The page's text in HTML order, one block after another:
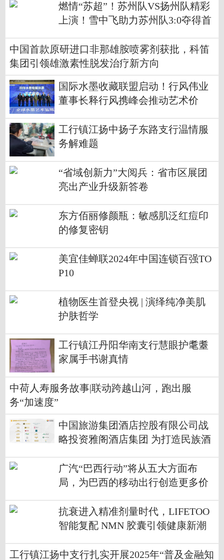
燃情“苏超”！苏州队VS扬州队精彩
上演！雪中飞助力苏州队3:0夺得首
中国首款原研进口非那雄胺喷雾剂获批，科笛
集团引领雄激素性脱发治疗新方向
国际水墨收藏联盟启动！行风伟业
董事长释行风携峰会推动艺术价
工行镇江扬中扬子东路支行温情服
务解难题
“省域创新力”大阅兵：省市区展团
亮出产业升级新答卷
‌东方佰丽修颜瓶：敏感肌泛红痘印
的修复密钥
美宜佳蝉联2024年中国连锁百强TO
P10
植物医生首登央视 | 演绎纯净美肌
护肤哲学
工行镇江丹阳华南支行慧眼护耄耋
家属手书谢真情
中荷人寿服务故事|联动跨越山河，跑出服
务“加速度”
中国旅游集团酒店控股有限公司战
略投资雅阁酒店集团 为打造民族酒
广汽“巴西行动”将从五大方面布
局，为巴西的移动出行创造更多价
抗衰进入精准剂量时代，LIFETOO
智能复配 NMN 胶囊引领健康新潮
工行镇江扬中支行扎实开展2025年“普及金融知